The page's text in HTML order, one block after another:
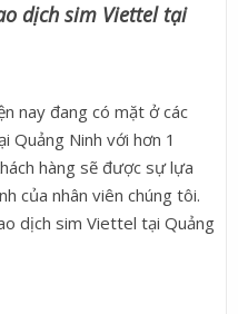
dịch sim Viettel tại
nay đang có mặt ở các
Quảng Ninh với hơn 1
hàng sẽ được sự lựa
của nhân viên chúng tôi.
dịch sim Viettel tại Quảng